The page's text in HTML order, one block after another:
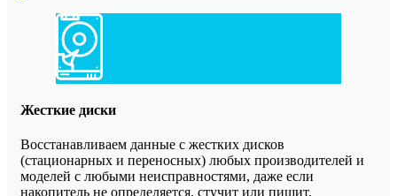
Жесткие диски
Восстанавливаем данные с жестких дисков
(стационарных и переносных) любых производителей и
моделей с любыми неисправностями, даже если
накопитель не определяется, стучит или пищит.